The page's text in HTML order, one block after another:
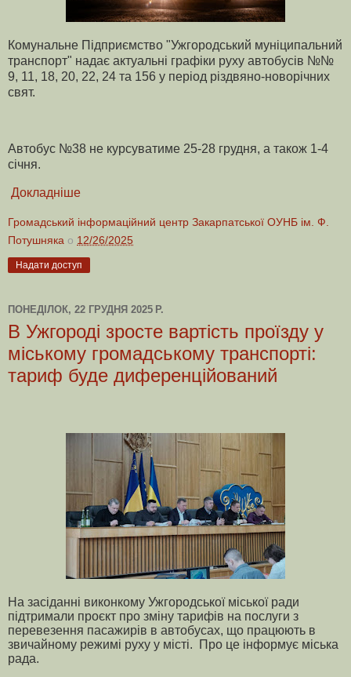
Комунальне Підприємство "Ужгородський муніципальний
транспорт" надає актуальні графіки руху автобусів №№
9, 11, 18, 20, 22, 24 та 156 у період різдвяно-новорічних
свят.
Автобус №38 не курсуватиме 25-28 грудня, а також 1-4
січня.
Докладніше
Громадський інформаційний центр Закарпатської ОУНБ ім. Ф.
Потушняка о 12/26/2025
Надати доступ
ПОНЕДІЛОК, 22 ГРУДНЯ 2025 Р.
В Ужгороді зросте вартість проїзду у
міському громадському транспорті:
тариф буде диференційований
На засіданні виконкому Ужгородської міської ради
підтримали проєкт про зміну тарифів на послуги з
перевезення пасажирів в автобусах, що працюють в
звичайному режимі руху у місті. Про це інформує міська
рада.